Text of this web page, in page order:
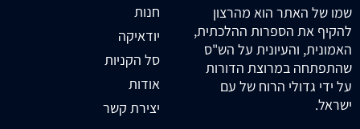
שמו של האתר הוא מהרצון
להקיף את הספרות ההלכתית,
האמונית, והעיונית על הש"ס
שהתפתחה במרוצת הדורות
על ידי גדולי הרוח של עם
ישראל.
חנות
יודאיקה
סל הקניות
אודות
יצירת קשר